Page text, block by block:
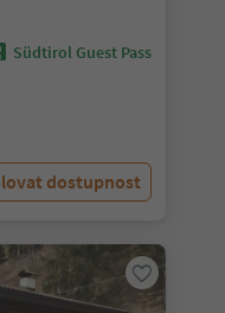
Südtirol Guest Pass
dostupnost